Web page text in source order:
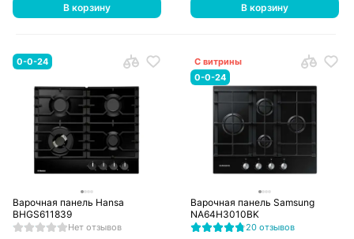
В корзину В корзину
0-0-24
Варочная панель Hansa
BHGS611839
Нет отзывов
С витрины
0-0-24
Варочная панель Samsung
NA64H3010BK
20 отзывов